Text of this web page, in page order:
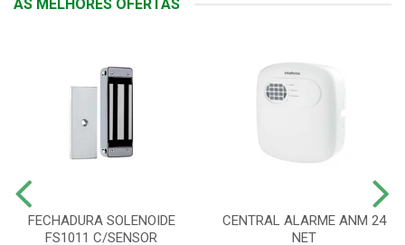
AS MELHORES OFERTAS
FECHADURA SOLENOIDE
FS1011 C/SENSOR
CENTRAL ALARME ANM 24
NET